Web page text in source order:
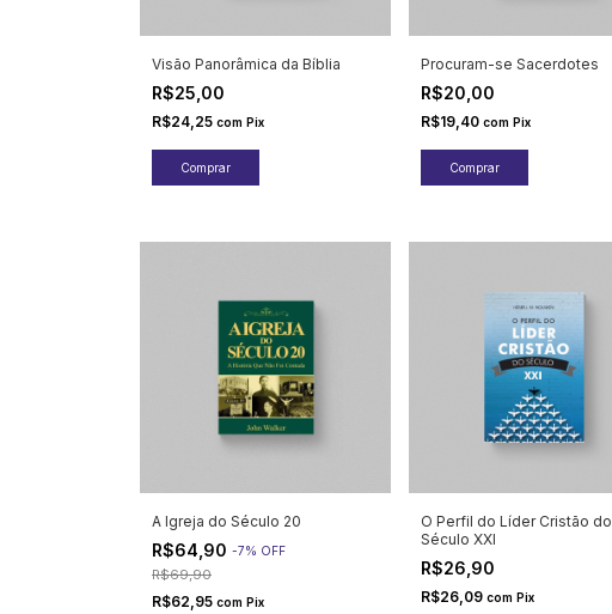
Visão Panorâmica da Bíblia
R$25,00
R$24,25 com Pix
Procuram-se Sacerdotes
R$20,00
R$19,40 com Pix
A Igreja do Século 20
R$64,90 -7% OFF
R$69,90
R$62,95 com Pix
O Perfil do Líder Cristão do
Século XXI
R$26,90
R$26,09 com Pix